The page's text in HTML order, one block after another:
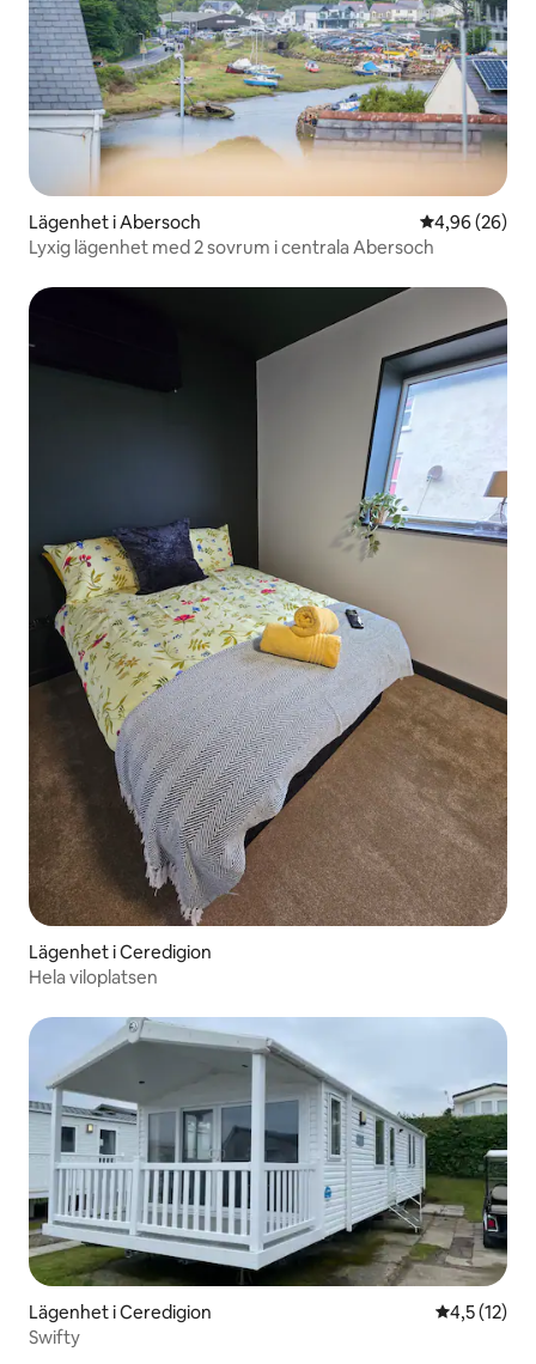
Lägenhet i Abersoch 4,96 av 5 i
4,96 (26)
Lyxig lägenhet med 2 sovrum i centrala Abersoch
Lägenhet i Ceredigion
Hela viloplatsen
Lägenhet i Ceredigion 4,5 av 5 i
4,5 (12)
Swifty